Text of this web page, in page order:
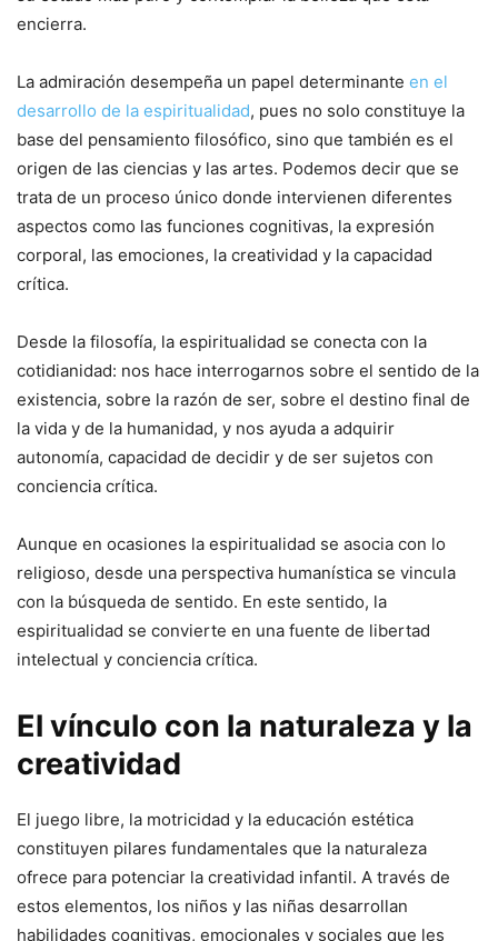
encierra.
La admiración desempeña un papel determinante en el
desarrollo de la espiritualidad, pues no solo constituye la
base del pensamiento filosófico, sino que también es el
origen de las ciencias y las artes. Podemos decir que se
trata de un proceso único donde intervienen diferentes
aspectos como las funciones cognitivas, la expresión
corporal, las emociones, la creatividad y la capacidad
crítica.
Desde la filosofía, la espiritualidad se conecta con la
cotidianidad: nos hace interrogarnos sobre el sentido de la
existencia, sobre la razón de ser, sobre el destino final de
la vida y de la humanidad, y nos ayuda a adquirir
autonomía, capacidad de decidir y de ser sujetos con
conciencia crítica.
Aunque en ocasiones la espiritualidad se asocia con lo
religioso, desde una perspectiva humanística se vincula
con la búsqueda de sentido. En este sentido, la
espiritualidad se convierte en una fuente de libertad
intelectual y conciencia crítica.
El vínculo con la naturaleza y la
creatividad
El juego libre, la motricidad y la educación estética
constituyen pilares fundamentales que la naturaleza
ofrece para potenciar la creatividad infantil. A través de
estos elementos, los niños y las niñas desarrollan
habilidades cognitivas, emocionales y sociales que les